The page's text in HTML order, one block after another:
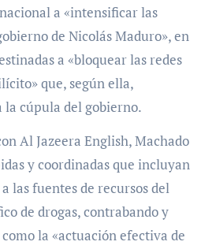
a «intensificar las
de Nicolás Maduro», en
a «bloquear las redes
que, según ella,
cúpula del gobierno.
Al Jazeera English, Machado
y coordinadas que incluyan
las fuentes de recursos del
de drogas, contrabando y
la «actuación efectiva de